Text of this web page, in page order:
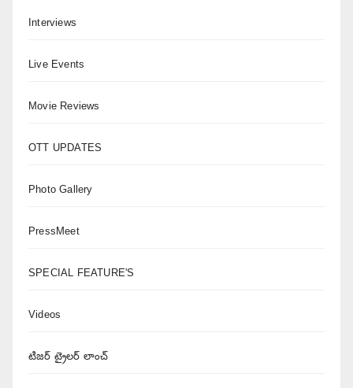
Interviews
Live Events
Movie Reviews
OTT UPDATES
Photo Gallery
PressMeet
SPECIAL FEATURE'S
Videos
టిజర్ ట్రైలర్ లాంచ్